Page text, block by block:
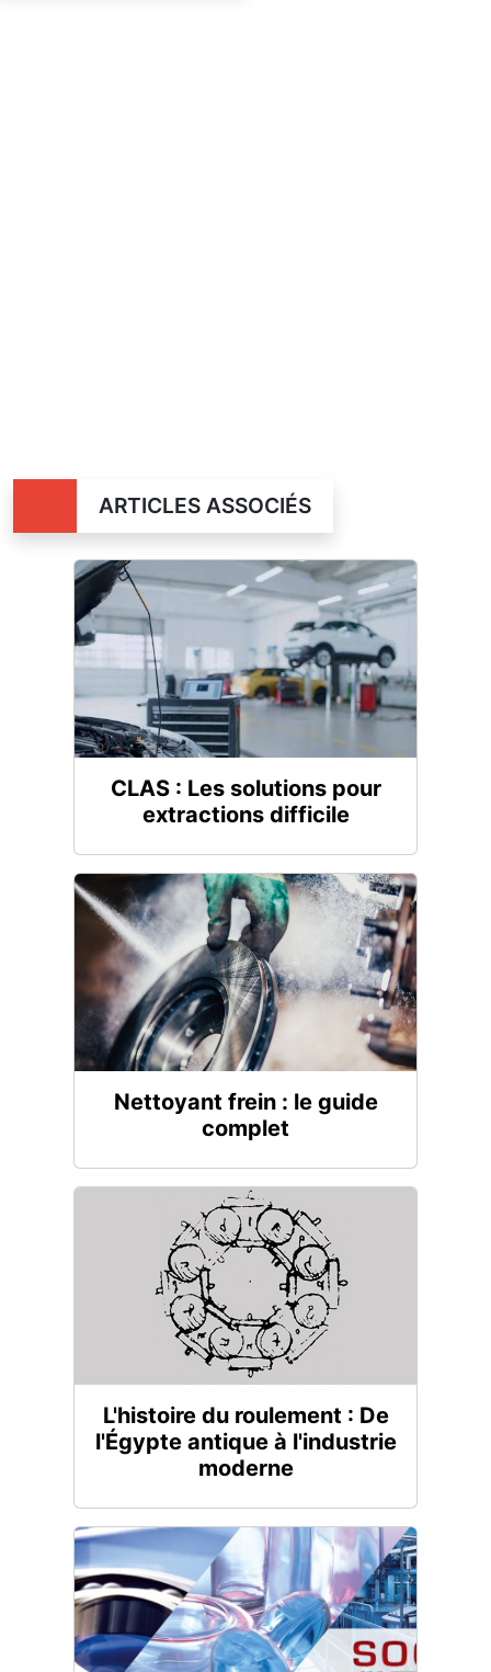
ARTICLES ASSOCIÉS
CLAS : Les solutions pour
extractions difficile
Nettoyant frein : le guide
complet
L'histoire du roulement : De
l'Égypte antique à l'industrie
moderne